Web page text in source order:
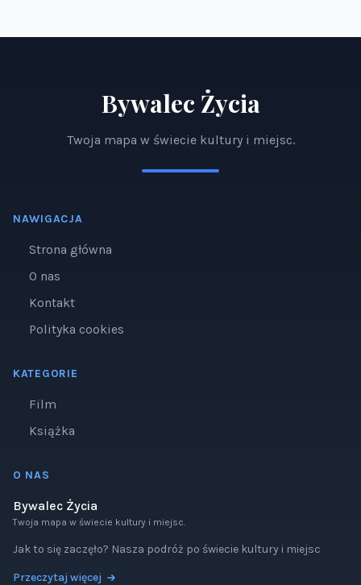
Bywalec Życia
Twoja mapa w świecie kultury i miejsc.
NAWIGACJA
Strona główna
O nas
Kontakt
Polityka cookies
KATEGORIE
Film
Książka
O NAS
Bywalec Życia
Twoja mapa w świecie kultury i miejsc.
Jak to się zaczęło? Nasza podróż po świecie kultury i miejsc
Przeczytaj więcej